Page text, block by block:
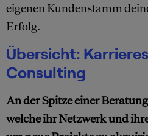
eigenen Kundenstamm
Erfolg.
Übersicht:
Consulting
An der Spitze einer
welche ihr Netzwerk und